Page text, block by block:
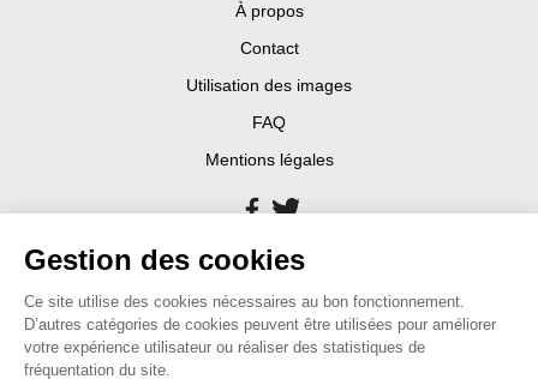
À propos
Contact
Utilisation des images
FAQ
Mentions légales
Gestion des cookies
Ce site utilise des cookies nécessaires au bon fonctionnement.
D’autres catégories de cookies peuvent être utilisées pour améliorer
votre expérience utilisateur ou réaliser des statistiques de
fréquentation du site.